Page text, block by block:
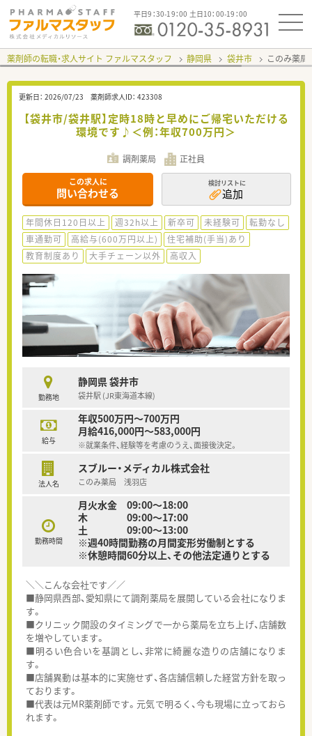
平日9：30-19：00 土日10：00-19：00
薬剤師の転職・求人サイト ファルマスタッフ 静岡県 袋井市 このみ薬
更新日： 2026/07/23 薬剤師求人ID： 423308
【袋井市/袋井駅】定時18時と早めにご帰宅いただける
環境です♪＜例：年収700万円＞
調剤薬局 正社員
この求人に
問い合わせる
検討リストに
追加
年間休日120日以上 週32h以上 新卒可 未経験可
転勤なし
車通勤可
高給与(600万円以上)
住宅補助(手当)あり
教育制度あり
大手チェーン以外 高収入
勤務地
静岡県 袋井市
袋井駅 (JR東海道本線)
給与
年収500万円～700万円
月給416,000円～583,000円
※就業条件、経験等を考慮のうえ、面接後決定。
法人名
スブルー・メディカル株式会社
このみ薬局 浅羽店
勤務時間
月火水金 09:00～18:00
木 09:00～17:00
土 09:00～13:00
※週40時間勤務の月間変形労働制とする
※休憩時間60分以上、その他法定通りとする
＼＼こんな会社です／／
■静岡県西部、愛知県にて調剤薬局を展開している会社になりま
す。
■クリニック開設のタイミングで一から薬局を立ち上げ、店舗数
を増やしています。
■明るい色合いを基調とし、非常に綺麗な造りの店舗になりま
す。
■店舗異動は基本的に実施せず、各店舗信頼した経営方針を取っ
ております。
■代表は元MR薬剤師です。元気で明るく、今も現場に立っておら
れます。